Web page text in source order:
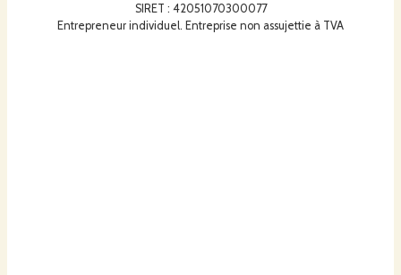
SIRET : 42051070300077
Entrepreneur individuel. Entreprise non assujettie à TVA